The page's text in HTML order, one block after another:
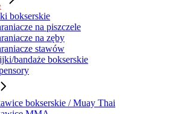
bokserskie
na piszczele
na zęby
stawów
bandaże bokserskie
bokserskie / Muay Thai